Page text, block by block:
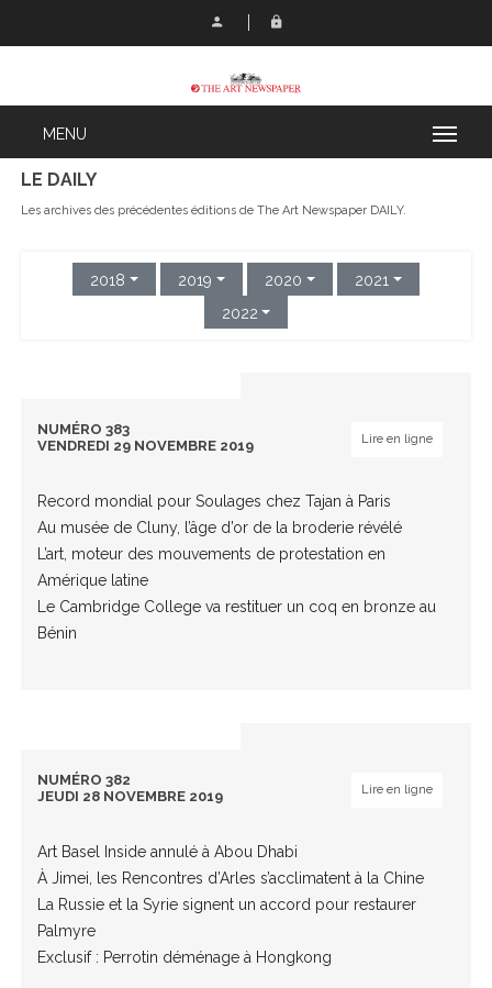
LE DAILY
Les archives des précédentes éditions de The Art Newspaper DAILY.
2018 2019 2020
2021
2022
NUMÉRO 383
VENDREDI 29 NOVEMBRE 2019
Lire en ligne
Record mondial pour Soulages chez Tajan à Paris
Au musée de Cluny, l’âge d’or de la broderie révélé
L’art, moteur des mouvements de protestation en
Amérique latine
Le Cambridge College va restituer un coq en bronze au
Bénin
NUMÉRO 382
JEUDI 28 NOVEMBRE 2019
Lire en ligne
Art Basel Inside annulé à Abou Dhabi
À Jimei, les Rencontres d’Arles s’acclimatent à la Chine
La Russie et la Syrie signent un accord pour restaurer
Palmyre
Exclusif : Perrotin déménage à Hongkong